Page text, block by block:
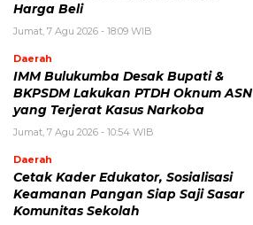
Harga Beli
Jumat, 7 Agu 2026 - 18:09 WIB
Daerah
IMM Bulukumba Desak Bupati &
BKPSDM Lakukan PTDH Oknum ASN
yang Terjerat Kasus Narkoba
Jumat, 7 Agu 2026 - 10:54 WIB
Daerah
Cetak Kader Edukator, Sosialisasi
Keamanan Pangan Siap Saji Sasar
Komunitas Sekolah